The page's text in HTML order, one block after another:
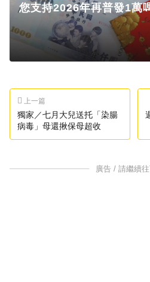
您支持2026年再普發1萬
上一篇
獨家／七月大兒送托「染腸
病毒」母還揪保母超收
廣告 / 請繼續